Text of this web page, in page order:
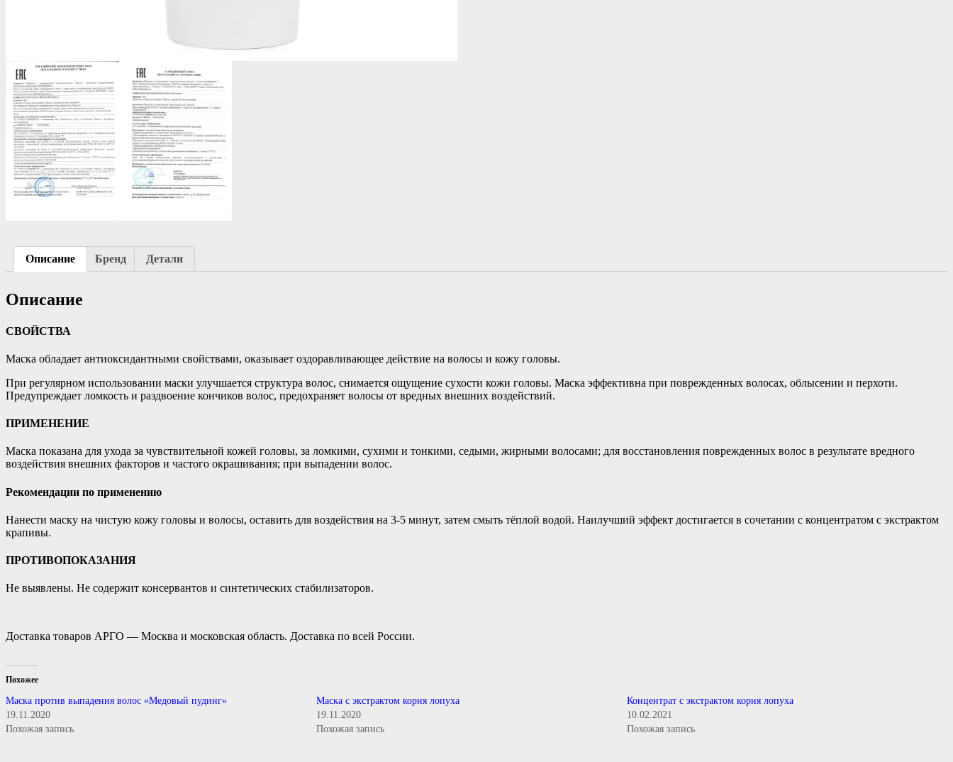
Описание Бренд Детали
Описание
СВОЙСТВА
Маска обладает антиоксидантными свойствами, оказывает оздоравливающее действие на волосы и кожу головы.
При регулярном использовании маски улучшается структура волос, снимается ощущение сухости кожи головы. Маска эффективна при поврежденных волосах, облысении и перхоти.
Предупреждает ломкость и раздвоение кончиков волос, предохраняет волосы от вредных внешних воздействий.
ПРИМЕНЕНИЕ
Маска показана для ухода за чувствительной кожей головы, за ломкими, сухими и тонкими, седыми, жирными волосами; для восстановления поврежденных волос в результате вредного
воздействия внешних факторов и частого окрашивания; при выпадении волос.
Рекомендации по применению
Нанести маску на чистую кожу головы и волосы, оставить для воздействия на 3-5 минут, затем смыть тёплой водой. Наилучший эффект достигается в сочетании с концентратом с экстрактом
крапивы.
ПРОТИВОПОКАЗАНИЯ
Не выявлены. Не содержит консервантов и синтетических стабилизаторов.
Доставка товаров АРГО — Москва и московская область. Доставка по всей России.
Похожее
Маска против выпадения волос «Медовый пудинг»
19.11.2020
Похожая запись
Маска с экстрактом корня лопуха
19.11.2020
Похожая запись
Концентрат с экстрактом корня лопуха
10.02.2021
Похожая запись